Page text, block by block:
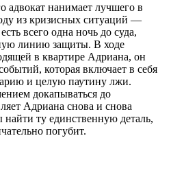
адвокат нанимает лучшего в
из кризисных ситуаций —
всего одна ночь до суда,
линию защиты. В ходе
в квартире Адриана, он
которая включает в себя
и целую паутину лжи.
докапываться до
Адриана снова и снова
ту единственную деталь,
погубит.